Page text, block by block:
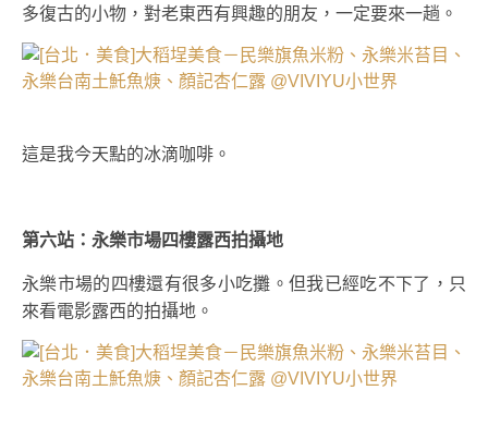
多復古的小物，對老東西有興趣的朋友，一定要來一趟。
這是我今天點的冰滴咖啡。
第六站：永樂市場四樓露西拍攝地
永樂市場的四樓還有很多小吃攤。但我已經吃不下了，只
來看電影露西的拍攝地。